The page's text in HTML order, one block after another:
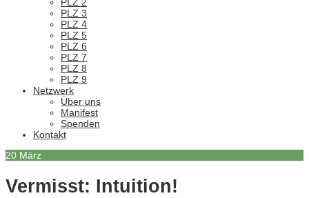
PLZ 3
PLZ 4
PLZ 5
PLZ 6
PLZ 7
PLZ 8
PLZ 9
Netzwerk
Über uns
Manifest
Spenden
Kontakt
20 März
Vermisst: Intuition!